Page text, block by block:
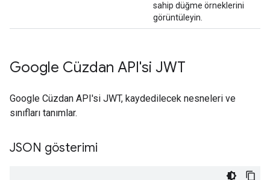
sahip düğme örneklerini
görüntüleyin.
Google Cüzdan API'si JWT
Google Cüzdan API'si JWT, kaydedilecek nesneleri ve
sınıfları tanımlar.
JSON gösterimi